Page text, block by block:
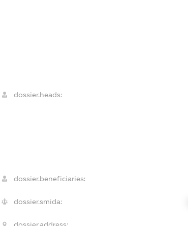
dossier.heads:
dossier.beneficiaries:
dossier.smida: